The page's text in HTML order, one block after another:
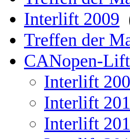
Interlift 2009
Treffen der
CANopen-
Interlift
Interlift
Interlift